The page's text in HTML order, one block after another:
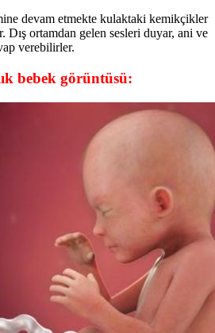
devam etmekte kulaktaki kemikçikler
Dış ortamdan gelen sesleri duyar, ani ve
verebilirler.
bebek görüntüsü: